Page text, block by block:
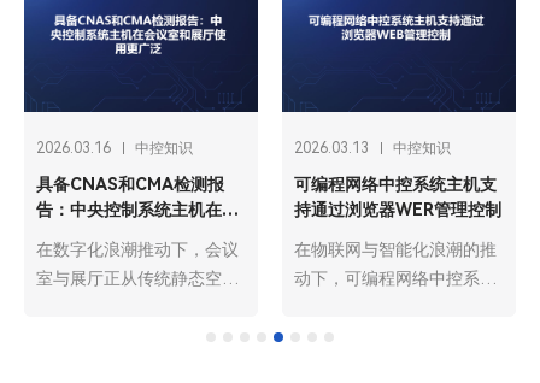
2026.03.16 中控知识
具备CNAS和CMA检测报
告：中央控制系统主机在会
在数字化浪潮推动下，会议
室与展厅正从传统静态空间
2026.03.13 中控知识
可编程网络中控系统主机支
持通过浏览器WER管理控制
在物联网与智能化浪潮的推
动下，可编程网络中控系统